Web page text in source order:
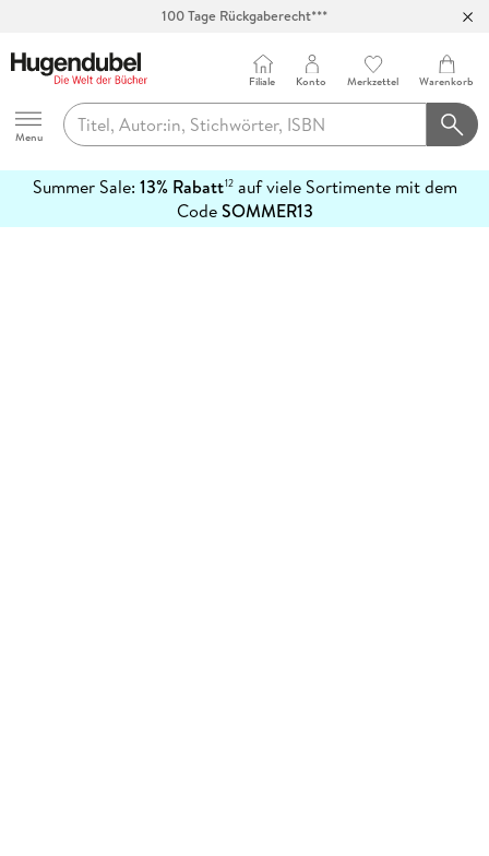
100 Tage Rückgaberecht***
Hugendubel
Menu
Filiale Konto Merkzettel Warenkorb
Summer Sale: 13% Rabatt12auf viele Sortimente mit dem
CodeSOMMER13
erfahren